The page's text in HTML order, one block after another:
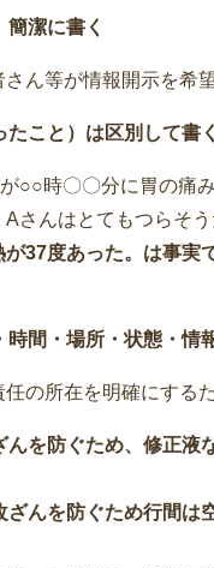
簡潔に書く
ん等が情報開示を希
たこと）は区別して書く
○○時〇〇分に胃の痛
さんはとてもつらそ
が37度あった。は事実
時間・場所・状態・情
の所在を明確にする
んを防ぐため、修正液
ざんを防ぐため行間は